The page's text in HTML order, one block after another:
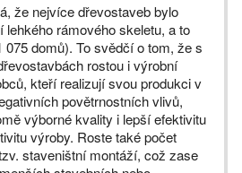
že nejvíce dřevostaveb bylo
lehkého rámového skeletu, a to
075 domů). To svědčí o tom, že s
rostou i výrobní
kteří realizují svou produkci v
povětrnostních vlivů,
výborné kvality i lepší efektivitu
výroby. Roste také počet
staveništní montáží, což zase